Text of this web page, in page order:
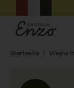
Startseite Weine